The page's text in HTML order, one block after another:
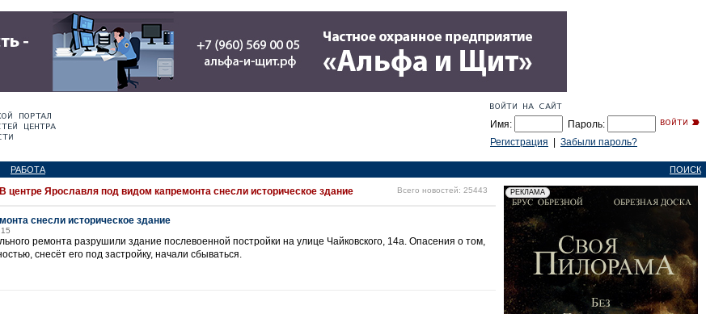
Имя:
Пароль:
Регистрация
Забыли пароль?
РАБОТА ПОИСК
В центре Ярославля под видом капремонта снесли историческое здание Всего новостей: 25443
снесли историческое здание
ремонта разрушили здание послевоенной постройки на улице Чайковского, 14а. Опасения о том,
снесёт его под застройку, начали сбываться.